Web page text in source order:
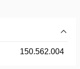
150.562.004